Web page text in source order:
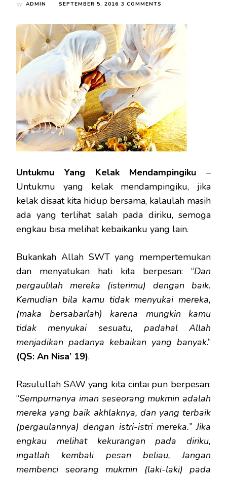
by ADMIN SEPTEMBER 5, 2016 3 COMMENTS
KELAK
MENDAMPINGIKU
Untukmu Yang Kelak Mendampingiku –
Untukmu yang kelak mendampingiku, jika
kelak disaat kita hidup bersama, kalaulah masih
ada yang terlihat salah pada diriku, semoga
engkau bisa melihat kebaikanku yang lain.
Bukankah Allah SWT yang mempertemukan
dan menyatukan hati kita berpesan: “Dan
pergaulilah mereka (isterimu) dengan baik.
Kemudian bila kamu tidak menyukai mereka,
(maka bersabarlah) karena mungkin kamu
tidak menyukai sesuatu, padahal Allah
menjadikan padanya kebaikan yang banyak.”
(QS: An Nisa’ 19).
Rasulullah SAW yang kita cintai pun berpesan:
“Sempurnanya iman seseorang mukmin adalah
mereka yang baik akhlaknya, dan yang terbaik
(pergaulannya) dengan istri-istri mereka.” Jika
engkau melihat kekurangan pada diriku,
ingatlah kembali pesan beliau, Jangan
membenci seorang mukmin (laki-laki) pada